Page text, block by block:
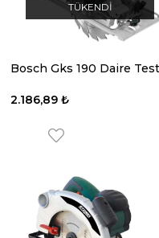
TÜKENDI
2.186,89 ₺